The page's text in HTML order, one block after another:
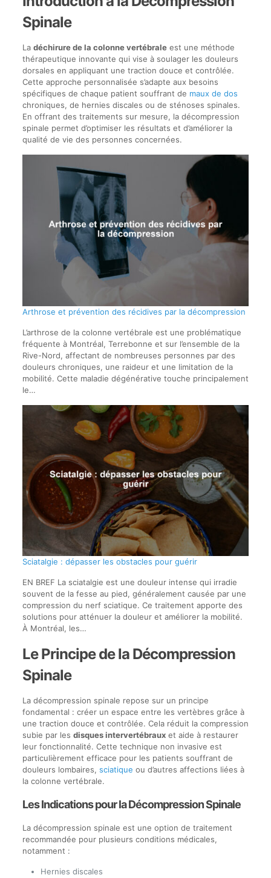
Spinale
La déchirure de la colonne vertébraleest une méthode
thérapeutique innovante qui vise à soulager les douleurs
dorsales en appliquant une traction douce et contrôlée.
Cette approche personnalisée s’adapte aux besoins
spécifiques de chaque patient souffrant de maux de dos
chroniques, de hernies discales ou de sténoses spinales.
En offrant des traitements sur mesure, la décompression
spinale permet d’optimiser les résultats et d’améliorer la
qualité de vie des personnes concernées.
Arthrose et prévention des récidives par la décompression
L’arthrose de la colonne vertébrale est une problématique
fréquente à Montréal, Terrebonne et sur l’ensemble de la
Rive-Nord, affectant de nombreuses personnes par des
douleurs chroniques, une raideur et une limitation de la
mobilité. Cette maladie dégénérative touche principalement
le…
Sciatalgie : dépasser les obstacles pour guérir
EN BREF La sciatalgie est une douleur intense qui irradie
souvent de la fesse au pied, généralement causée par une
compression du nerf sciatique. Ce traitement apporte des
solutions pour atténuer la douleur et améliorer la mobilité.
À Montréal, les…
Le Principe de la Décompression
Spinale
La décompression spinale repose sur un principe
fondamental : créer un espace entre les vertèbres grâce à
une traction douce et contrôlée. Cela réduit la compression
subie par les disques intervertébrauxet aide à restaurer
leur fonctionnalité. Cette technique non invasive est
particulièrement efficace pour les patients souffrant de
douleurs lombaires, sciatique ou d’autres affections liées à
la colonne vertébrale.
Les Indications pour la Décompression Spinale
La décompression spinale est une option de traitement
recommandée pour plusieurs conditions médicales,
notamment :
Hernies discales